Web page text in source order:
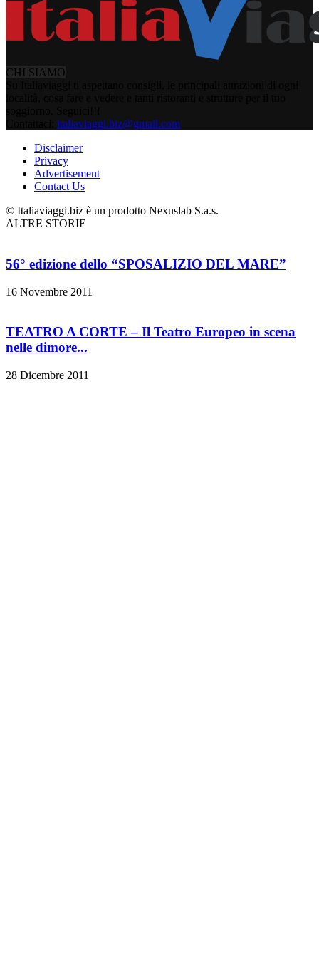
CHI SIAMO
italiaviaggi.biz@gmail.com
Disclaimer
Privacy
Advertisement
Contact Us
© Italiaviaggi.biz è un prodotto Nexuslab S.a.s.
ALTRE STORIE
56° edizione dello “SPOSALIZIO DEL MARE”
16 Novembre 2011
TEATRO A CORTE – Il Teatro Europeo in scena
nelle dimore...
28 Dicembre 2011